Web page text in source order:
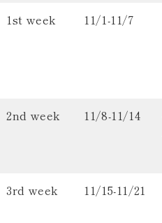
1st week
11/1-11/7
2nd week 11/8-11/14
3rd week 11/15-11/21